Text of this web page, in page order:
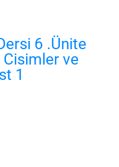
6 .Ünite
ve
1